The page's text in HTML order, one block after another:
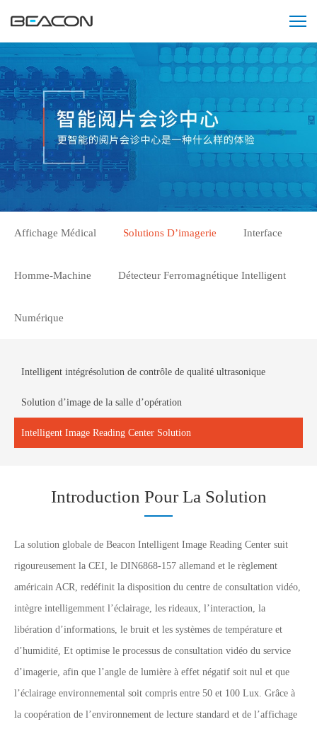
Affichage Médical Solutions D’imagerie Interface
Homme-Machine Détecteur Ferromagnétique Intelligent
Numérique
Intelligent intégrésolution de contrôle de qualité ultrasonique
Solution d’image de la salle d’opération
Intelligent Image Reading Center Solution
Introduction Pour La Solution
La solution globale de Beacon Intelligent Image Reading Center suit
rigoureusement la CEI, le DIN6868-157 allemand et le règlement
américain ACR, redéfinit la disposition du centre de consultation vidéo,
intègre intelligemment l’éclairage, les rideaux, l’interaction, la
libération d’informations, le bruit et les systèmes de température et
d’humidité, Et optimise le processus de consultation vidéo du service
d’imagerie, afin que l’angle de lumière à effet négatif soit nul et que
l’éclairage environnemental soit compris entre 50 et 100 Lux. Grâce à
la coopération de l’environnement de lecture standard et de l’affichage